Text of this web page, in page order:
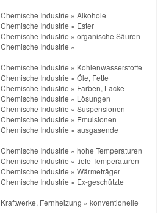
Chemische Industrie » Alkohole
Chemische Industrie » Ester
Chemische Industrie » organische Säuren
Chemische Industrie »
Chemische Industrie » Kohlenwasserstoffe
Chemische Industrie » Öle, Fette
Chemische Industrie » Farben, Lacke
Chemische Industrie » Lösungen
Chemische Industrie » Suspensionen
Chemische Industrie » Emulsionen
Chemische Industrie » ausgasende
Chemische Industrie » hohe Temperaturen
Chemische Industrie » tiefe Temperaturen
Chemische Industrie » Wärmeträger
Chemische Industrie » Ex-geschützte
Kraftwerke, Fernheizung » konventionelle